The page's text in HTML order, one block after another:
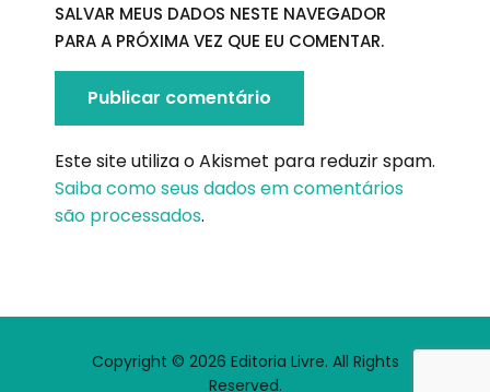
SALVAR MEUS DADOS NESTE NAVEGADOR
PARA A PRÓXIMA VEZ QUE EU COMENTAR.
Este site utiliza o Akismet para reduzir spam.
Saiba como seus dados em comentários
são processados.
Copyright © 2026 Editoria Livre. All Rights
Reserved.